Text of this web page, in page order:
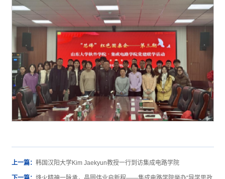
上一篇： 韩国汉阳大学Kim Jaekyun教授一行到访集成电路学院